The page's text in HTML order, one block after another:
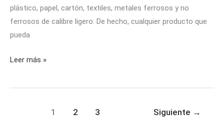
plástico, papel, cartón, textiles, metales ferrosos y no
ferrosos de calibre ligero. De hecho, cualquier producto que
pueda
Leer más »
1 2 3 Siguiente →